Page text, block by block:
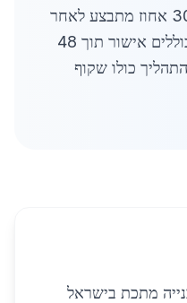
תשלום מקדמה של 30 אחוז מתבצע לאחר
אישור הצעה. לוחות זמנים כוללים אישור תוך 48
תוך 5 ימים. התהליך כולו שקוף
הבנייה מתכת בישראל